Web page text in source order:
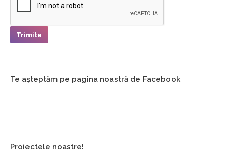
Te așteptăm pe pagina noastră de Facebook
Proiectele noastre!